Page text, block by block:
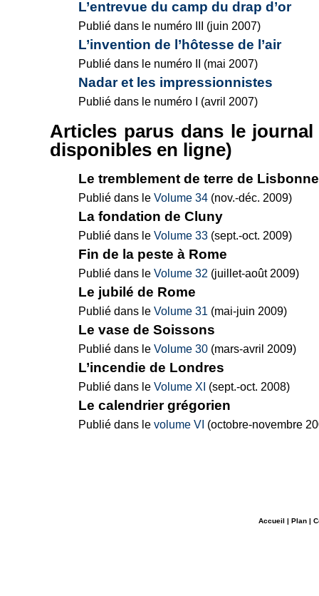
L’entrevue du camp du drap d’or
Publié dans le numéro III (juin 2007)
L’invention de l’hôtesse de l’air
Publié dans le numéro II (mai 2007)
Nadar et les impressionnistes
Publié dans le numéro I (avril 2007)
Articles parus dans le
disponibles en ligne)
Le tremblement de terre de Lisbonne
Publié dans le Volume 34 (nov.-déc. 2009)
La fondation de Cluny
Publié dans le Volume 33 (sept.-oct. 2009)
Fin de la peste à Rome
Publié dans le Volume 32 (juillet-août 2009)
Le jubilé de Rome
Publié dans le Volume 31 (mai-juin 2009)
Le vase de Soissons
Publié dans le Volume 30 (mars-avril 2009)
L’incendie de Londres
Publié dans le Volume XI (sept.-oct. 2008)
Le calendrier grégorien
Publié dans le volume VI (octobre-novembre
Accueil | Plan|